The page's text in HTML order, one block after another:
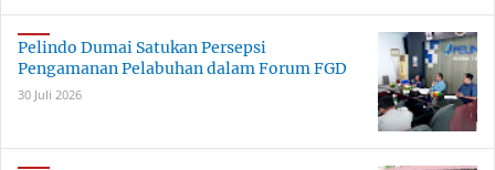
Pelindo Dumai Satukan Persepsi
Pengamanan Pelabuhan dalam Forum FGD
30 Juli 2026